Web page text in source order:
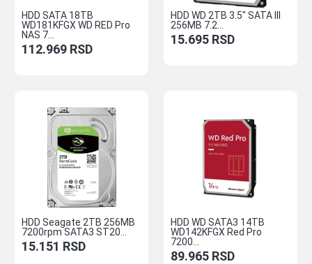
HDD SATA 18TB
WD181KFGX WD RED Pro
NAS 7...
112.969 RSD
HDD WD 2TB 3.5″ SATA III
256MB 7.2...
15.695 RSD
HDD Seagate 2TB 256MB
7200rpm SATA3 ST20...
15.151 RSD
HDD WD SATA3 14TB
WD142KFGX Red Pro
7200...
89.965 RSD